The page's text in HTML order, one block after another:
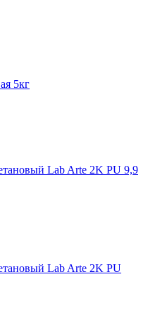
5кг
Lab Arte 2K PU 9,9
Lab Arte 2K PU